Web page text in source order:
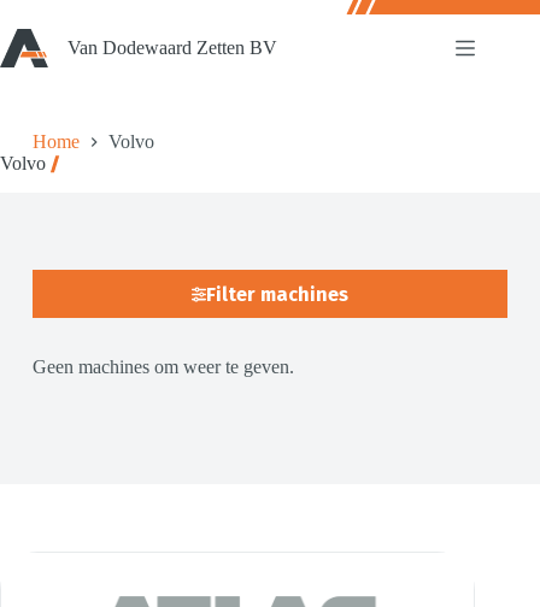
naar
de
inhoud
Van Dodewaard Zetten BV
Home
Volvo
Volvo
Filter machines
Geen machines om weer te geven.